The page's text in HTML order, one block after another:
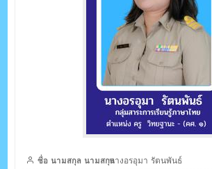
ชื่อ นามสกุล นามสกุลนางอรอุมา รัตนพันธ์